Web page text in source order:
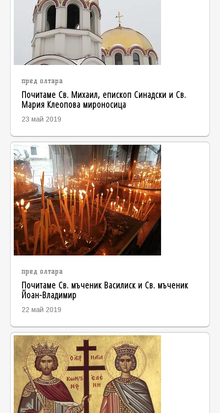
пред олтара
Почитаме Св. Михаил, епископ Синадски и Св.
Мария Клеопова мироносица
23 май 2019
пред олтара
Почитаме Св. мъченик Василиск и Св. мъченик
Йоан-Владимир
22 май 2019